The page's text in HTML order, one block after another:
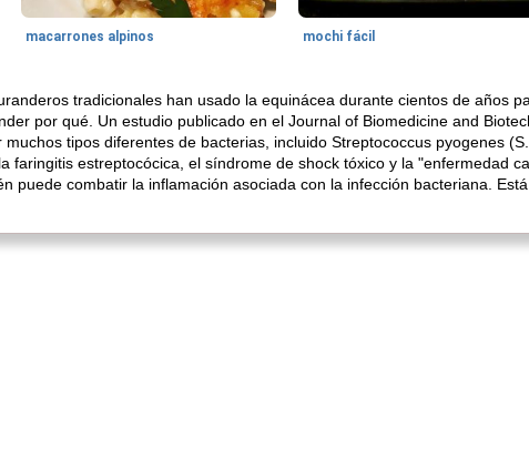
macarrones alpinos mochi fácil
tradicionales han usado la equinácea durante cientos de años
por qué. Un estudio publicado en el Journal of Biomedicine and
tipos diferentes de bacterias, incluido Streptococcus pyogenes (S.
faringitis estreptocócica, el síndrome de shock tóxico y la "enfermedad
puede combatir la inflamación asociada con la infección bacteriana.